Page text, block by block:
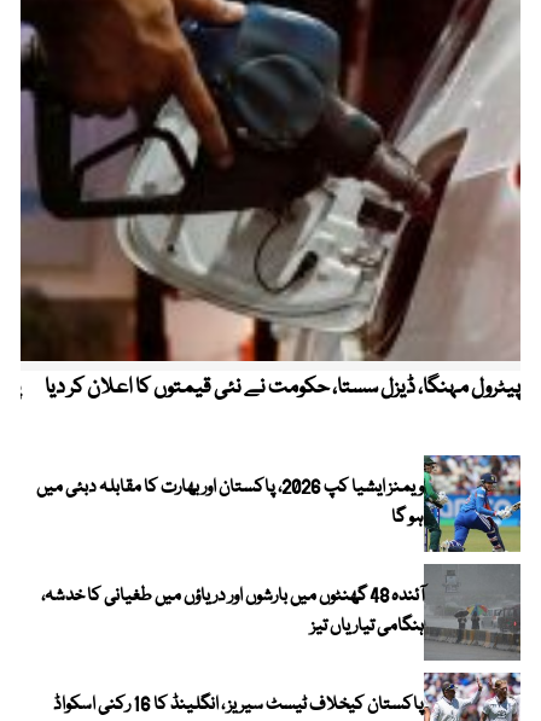
پیٹرول مہنگا، ڈیزل سستا، حکومت نے نئی قیمتوں کا اعلان کر دیا
ویمنز ایشیا کپ 2026، پاکستان اور بھارت کا مقابلہ دبئی میں
ہو گا
آئندہ 48 گھنٹوں میں بارشوں اور دریاؤں میں طغیانی کا خدشہ،
ہنگامی تیاریاں تیز
پاکستان کیخلاف ٹیسٹ سیریز ، انگلینڈ کا 16 رکنی اسکواڈ